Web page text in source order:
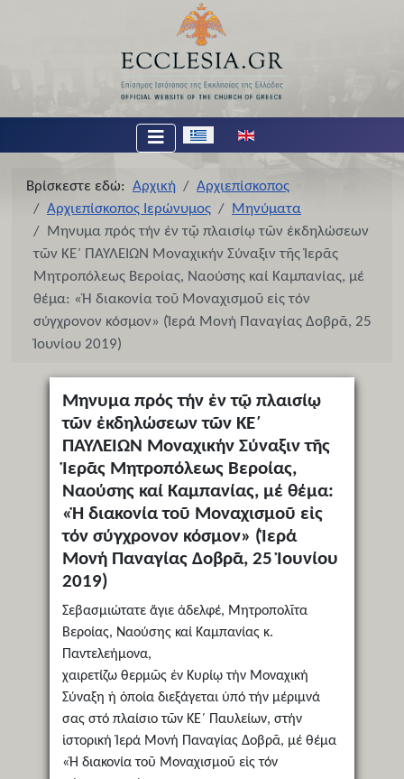
Επιλέξτε τη γλώσσα σας
Βρίσκεστε εδώ: Αρχική
Αρχιεπίσκοπος
Αρχιεπίσκοπος Ιερώνυμος
Μηνύματα
Μηνυμα πρός τήν ἐν τῷ πλαισίῳ τῶν ἐκδηλώσεων
τῶν ΚΕ΄ ΠΑΥΛΕΙΩΝ Μοναχικήν Σύναξιν τῆς Ἱερᾶς
Μητροπόλεως Βεροίας, Ναούσης καί Καμπανίας, μέ
θέμα: «Ἡ διακονία τοῦ Μοναχισμοῦ εἰς τόν
σύγχρονον κόσμον» (Ἱερά Μονή Παναγίας Δοβρᾶ, 25
Ἰουνίου 2019)
Μηνυμα πρός τήν ἐν τῷ πλαισίῳ
τῶν ἐκδηλώσεων τῶν ΚΕ΄
ΠΑΥΛΕΙΩΝ Μοναχικήν Σύναξιν τῆς
Ἱερᾶς Μητροπόλεως Βεροίας,
Ναούσης καί Καμπανίας, μέ θέμα:
«Ἡ διακονία τοῦ Μοναχισμοῦ εἰς
τόν σύγχρονον κόσμον» (Ἱερά
Μονή Παναγίας Δοβρᾶ, 25 Ἰουνίου
2019)
Σεβασμιώτατε ἅγιε ἀδελφέ, Μητροπολῖτα
Βεροίας, Ναούσης καί Καμπανίας κ.
Παντελεήμονα,
χαιρετίζω θερμῶς ἐν Κυρίῳ τήν Μοναχική
Σύναξη ἡ ὁποία διεξάγεται ὑπό τήν μέριμνά
σας στό πλαίσιο τῶν ΚΕ΄ Παυλείων, στήν
ἱστορική Ἱερά Μονή Παναγίας Δοβρᾶ, μέ θέμα
«Ἡ διακονία τοῦ Μοναχισμοῦ εἰς τόν